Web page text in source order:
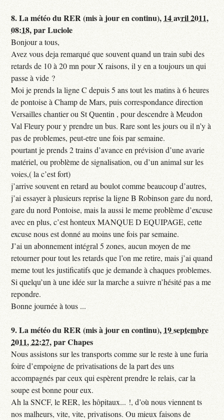
8.La météo du RER (mis à jour en continu), 14 avril 2011,
08:18,parLuciole
Bonjour a tous,
Avez vous deja remarqué que souvent quand un train subi des
retards de 10 à 20 mn pour X raisons, il y en a toujours un qui
passe à vide ?
Moi je prends la ligne C depuis 5 ans tout les matins à 6 heures
de pontoise à Champ de Mars, puis correspondance direction
Versailles chantier ou St Quentin , pour descendre à Meudon
Val Fleury pour y prendre un bus. Rare sont les jours ou il n’y à
pas de problemes, peut-etre une fois par semaine.
pourtant je prends 2 trains d’avance en prévision d’une avarie
matériel, ou problème de signalisation, ou d’un animal sur les
voies,( la c’est fort)
j’arrive souvent en retard au boulot comme beaucoup d’autres,
j’ai essayer à plusieurs reprise la ligne B Robinson gare du nord,
gare du nord Pontoise, mais la aussi le meme problème d’excuse
avec en plus, c’est honteux MANQUE D EQUIPAGE, cette
excuse nous est donné au moins une fois par semaine.
J’ai un abonnement intégral 5 zones, aucun moyen de me
retourner pour tout les retards que l’on me retire, mais j’ai quand
meme tout les justificatifs que je demande à chaques problemes.
Si quelqu’un à une idée sur la marche a suivre n’hésité pas a me
repondre.
Bonne journée à tous ...
9.La météo du RER (mis à jour en continu), 19 septembre
2011, 22:27,parChapes
Nous assistons sur les transports comme sur le reste à une furia
foire d’empoigne de privatisations de la part des uns
accompagnés par ceux qui espèrent prendre le relais, car la
soupe est bonne pour eux.
Ah la SNCF, le RER, les hôpitaux... !, d’où nous viennent ts
nos malheurs, vite, vite, privatisons. Ou mieux faisons de